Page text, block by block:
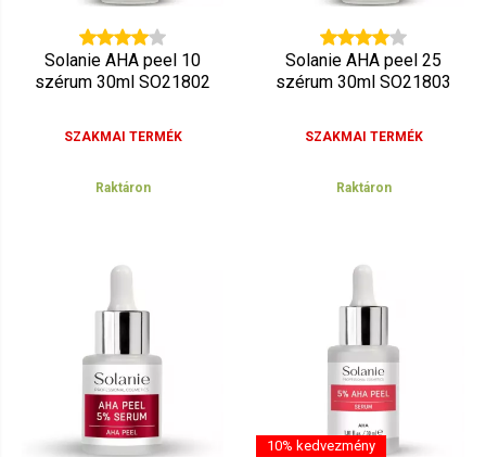
Solanie AHA peel 10
szérum 30ml SO21802
SZAKMAI TERMÉK
Raktáron
Solanie AHA peel 25
szérum 30ml SO21803
SZAKMAI TERMÉK
Raktáron
10% kedvezmény